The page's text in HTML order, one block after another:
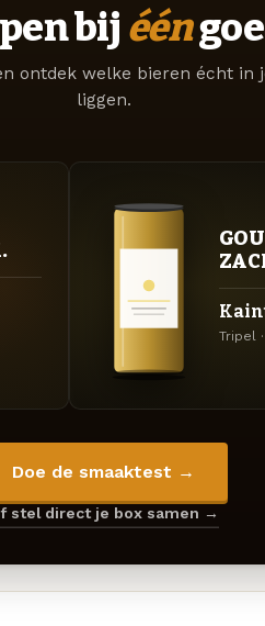
bij één
ontdek welke bieren écht in
liggen.
Tripel
Doe de smaaktest →
stel direct je box samen →